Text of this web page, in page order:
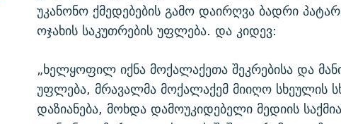
უკანონო ქმედებების გამო დაირღვა ბადრი
ოჯახის საკუთრების უფლება. და კიდევ:
„ხელყოფილ იქნა მოქალაქეთა შეკრებისა და
უფლება, მრავალმა მოქალაქემ მიიღო სხეულის
დაზიანება, მოხდა დამოუკიდებელი მედიის